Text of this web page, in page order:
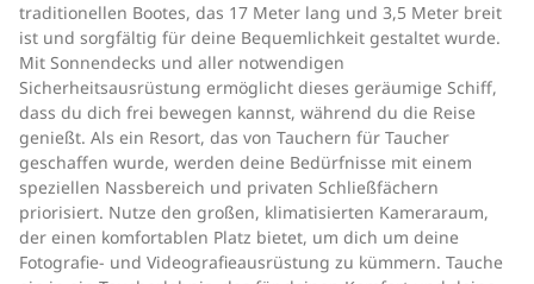
traditionellen Bootes, das 17 Meter lang und 3,5 Meter breit
ist und sorgfältig für deine Bequemlichkeit gestaltet wurde.
Mit Sonnendecks und aller notwendigen
Sicherheitsausrüstung ermöglicht dieses geräumige Schiff,
dass du dich frei bewegen kannst, während du die Reise
genießt. Als ein Resort, das von Tauchern für Taucher
geschaffen wurde, werden deine Bedürfnisse mit einem
speziellen Nassbereich und privaten Schließfächern
priorisiert. Nutze den großen, klimatisierten Kameraraum,
der einen komfortablen Platz bietet, um dich um deine
Fotografie- und Videografieausrüstung zu kümmern. Tauche